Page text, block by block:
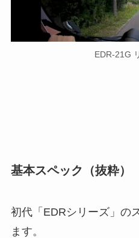
EDR-21G
基本スペック（抜粋）
初代「EDRシリーズ」の
ます。